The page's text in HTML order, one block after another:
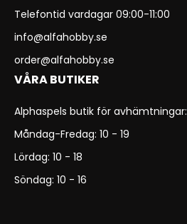
Telefontid vardagar 09:00-11:00
info@alfahobby.se
order@alfahobby.se
VÅRA BUTIKER
Alphaspels butik för avhämtningar:
Måndag-Fredag: 10 - 19
Lördag: 10 - 18
Söndag: 10 - 16